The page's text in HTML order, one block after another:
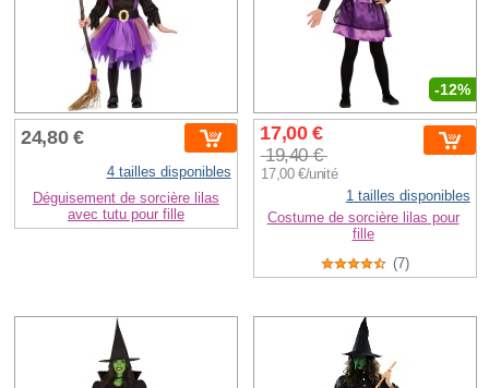
24,80 €
4 tailles disponibles
Déguisement de sorcière lilas
avec tutu pour fille
-12%
17,00 €
19,40 €
17,00 €/unité
1 tailles disponibles
Costume de sorcière lilas pour
fille
(7)